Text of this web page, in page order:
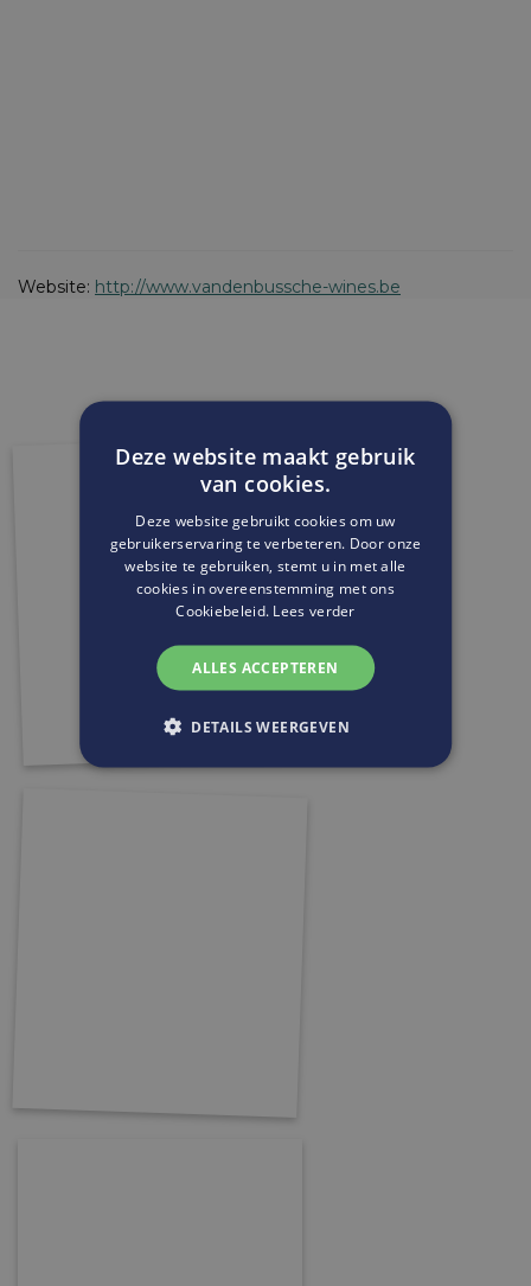
Website: http://www.vandenbussche-wines.be
Deze website maakt gebruik
van cookies.
Deze website gebruikt cookies om uw
gebruikerservaring te verbeteren. Door onze
website te gebruiken, stemt u in met alle
cookies in overeenstemming met ons
Cookiebeleid. Lees verder
ALLES ACCEPTEREN
DETAILS WEERGEVEN